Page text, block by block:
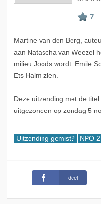
Martine van den Berg,
aan Natascha van Weezel
milieu Joods wordt. Emile
Ets Haim zien.
Deze uitzending met de
uitgezonden op zondag 5
Uitzending gemist? NPO
deel